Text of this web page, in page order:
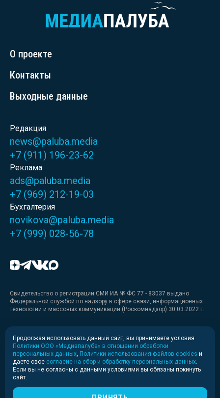
О проекте
Контакты
Выходные данные
Редакция
news@paluba.media
+7 (911) 196-23-62
Реклама
ads@paluba.media
+7 (969) 212-19-03
Бухгалтерия
novikova@paluba.media
+7 (999) 028-56-78
Свидетельство о регистрации СМИ ИА № ФС 77 - 83037 выдано
Федеральной службой по надзору в сфере связи, информационных
технологий и массовых коммуникаций (Роскомнадзор) 30.03.2022 г.
Медиакит
Медиакит для печати
Политика конфиденциальности
© 2020-2026 Информационное агентство «Медиапалуба»
Продолжая использовать данный сайт, вы принимаете условия
Политики ООО «Медиапалуба» в отношении обработки
персональных данных Политики использования файлов cookies и
даете свое согласие на сбор и обработку персональных данных
Если вы не согласны с данными условиями вы обязаны покинуть
сайт.